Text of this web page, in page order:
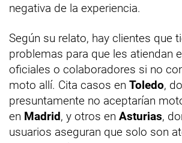
negativa de la experiencia.
Según su relato, hay clientes que
problemas para que les atiendan
oficiales o colaboradores si no
moto allí. Cita casos en Toledo,
presuntamente no aceptarían
en Madrid, y otros en Asturias,
usuarios aseguran que solo son